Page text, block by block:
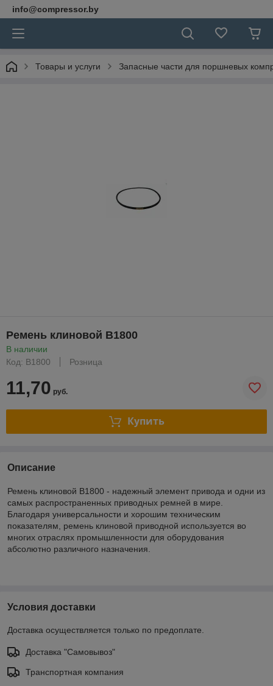
info@compressor.by
Товары и услуги Запасные части для поршневых
Ремень клиновой В1800
В наличии
Код: В1800
Розница
11,70 руб.
Купить
Описание
Ремень клиновой В1800 - надежный элемент привода и одни из
самых распространенных приводных ремней в мире.
Благодаря универсальности и хорошим техническим
показателям, ремень клиновой приводной используется во
многих отраслях промышленности для оборудования
абсолютно различного назначения.
Условия доставки
Доставка осуществляется только по предоплате.
Доставка "Самовывоз"
Транспортная компания